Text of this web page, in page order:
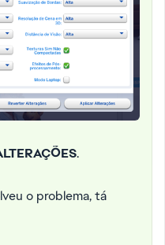
.
o problema, tá